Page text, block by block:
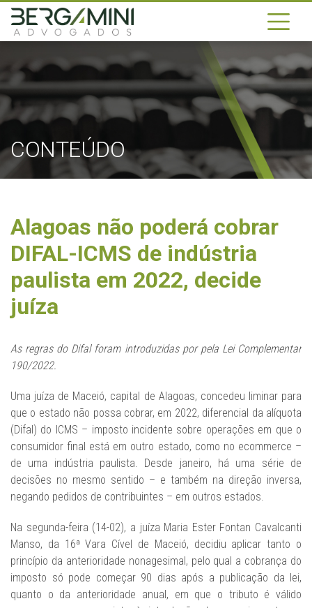
CONTEÚDO
Alagoas não poderá cobrar
DIFAL-ICMS de indústria
paulista em 2022, decide
juíza
As regras do Difal foram introduzidas por pela Lei Complementar
190/2022.
Uma juíza de Maceió, capital de Alagoas, concedeu liminar para
que o estado não possa cobrar, em 2022, diferencial da alíquota
(Difal) do ICMS – imposto incidente sobre operações em que o
consumidor final está em outro estado, como no ecommerce –
de uma indústria paulista. Desde janeiro, há uma série de
decisões no mesmo sentido – e também na direção inversa,
negando pedidos de contribuintes – em outros estados.
Na segunda-feira (14-02), a juíza Maria Ester Fontan Cavalcanti
Manso, da 16ª Vara Cível de Maceió, decidiu aplicar tanto o
princípio da anterioridade nonagesimal, pelo qual a cobrança do
imposto só pode começar 90 dias após a publicação da lei,
quanto o da anterioridade anual, em que o tributo é válido